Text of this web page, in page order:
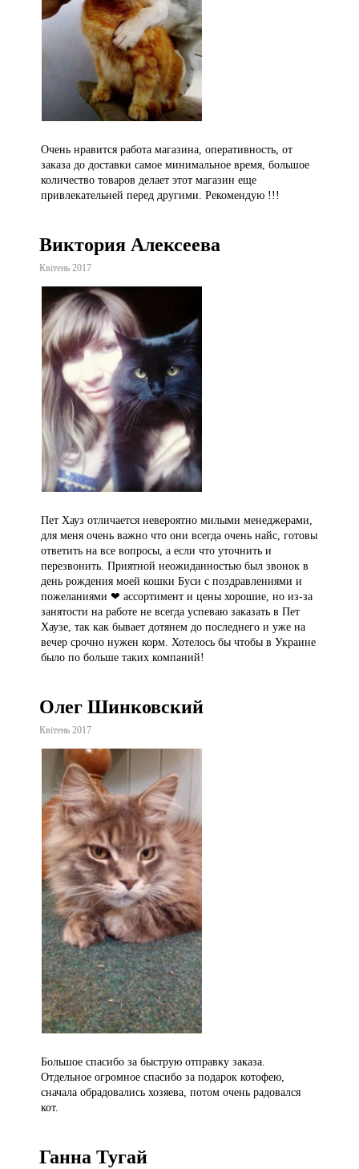
Очень нравится работа магазина, оперативность, от
заказа до доставки самое минимальное время, большое
количество товаров делает этот магазин еще
привлекательней перед другими. Рекомендую !!!
Виктория Алексеева
Квітень 2017
Пет Хауз отличается невероятно милыми менеджерами,
для меня очень важно что они всегда очень найс, готовы
ответить на все вопросы, а если что уточнить и
перезвонить. Приятной неожиданностью был звонок в
день рождения моей кошки Буси с поздравлениями и
пожеланиями ❤ ассортимент и цены хорошие, но из-за
занятости на работе не всегда успеваю заказать в Пет
Хаузе, так как бывает дотянем до последнего и уже на
вечер срочно нужен корм. Хотелось бы чтобы в Украине
было по больше таких компаний!
Олег Шинковский
Квітень 2017
Большое спасибо за быструю отправку заказа.
Отдельное огромное спасибо за подарок котофею,
сначала обрадовались хозяева, потом очень радовался
кот.
Ганна Тугай